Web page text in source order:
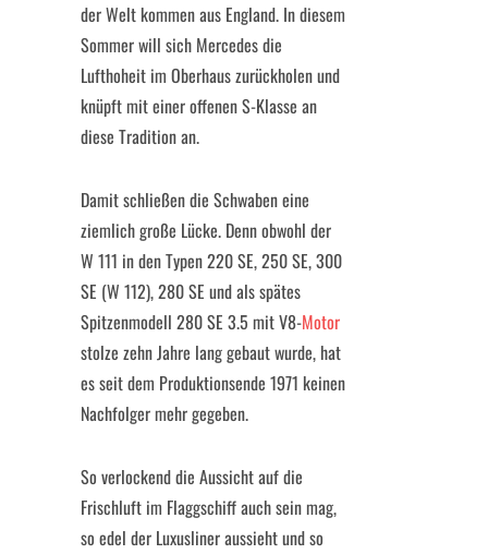
der Welt kommen aus England. In diesem
Sommer will sich Mercedes die
Lufthoheit im Oberhaus zurückholen und
knüpft mit einer offenen S-Klasse an
diese Tradition an.
Damit schließen die Schwaben eine
ziemlich große Lücke. Denn obwohl der
W 111 in den Typen 220 SE, 250 SE, 300
SE (W 112), 280 SE und als spätes
Spitzenmodell 280 SE 3.5 mit V8-Motor
stolze zehn Jahre lang gebaut wurde, hat
es seit dem Produktionsende 1971 keinen
Nachfolger mehr gegeben.
So verlockend die Aussicht auf die
Frischluft im Flaggschiff auch sein mag,
so edel der Luxusliner aussieht und so